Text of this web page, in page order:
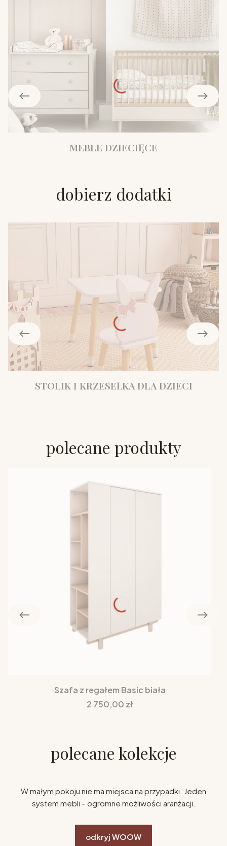
MEBLE DZIECIĘCE
dobierz dodatki
STOLIK I KRZESEŁKA DLA DZIECI
polecane produkty
Szafa z regałem Basic biała
Cena
2 750,00 zł
polecane kolekcje
W małym pokoju nie ma miejsca na przypadki. Jeden
system mebli – ogromne możliwości aranżacji.
odkryj WOOW